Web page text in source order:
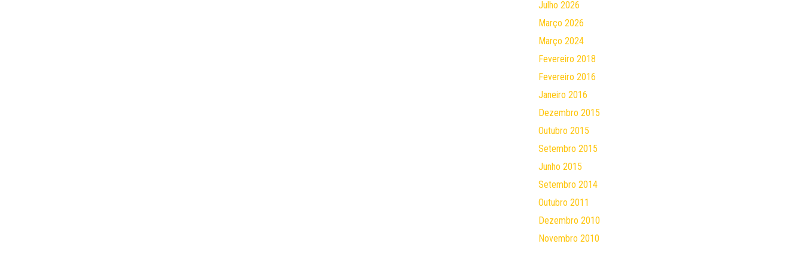
Julho 2026
Março 2026
Março 2024
Fevereiro 2018
Fevereiro 2016
Janeiro 2016
Dezembro 2015
Outubro 2015
Setembro 2015
Junho 2015
Setembro 2014
Outubro 2011
Dezembro 2010
Novembro 2010